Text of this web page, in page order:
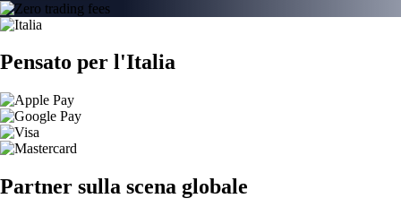
Pensato per l'Italia
Partner sulla scena globale